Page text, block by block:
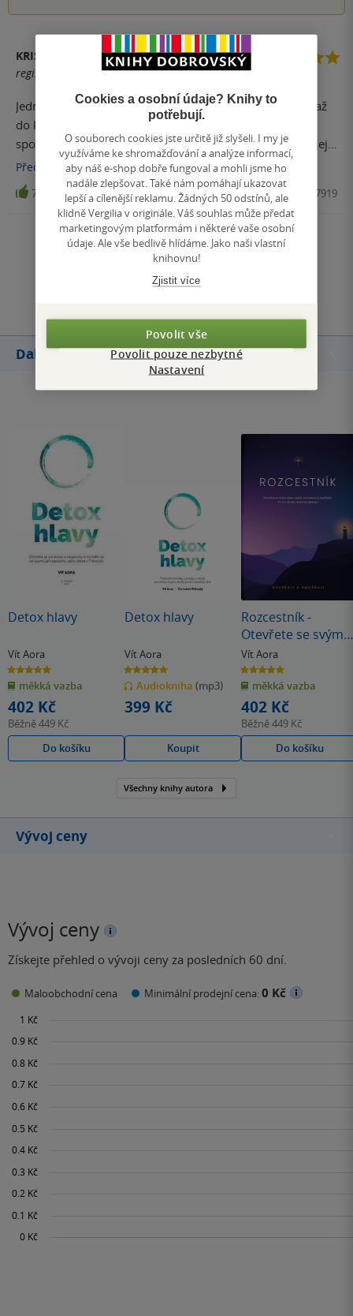
KRISTÝNA HAVELKOVÁ
registrovaný uživatel
Jedna z mála knih která je poutavá od samého počátku až
do konce. Nešlo se od ní odtrhnout a během čtení se
spoustu z nás zamysli nad svým životem a jak bychom jej
mohli změnit abychom byli co nejvíce šťastni.
Přečíst více
7 Kniha, Vít Aora, 2023, 9788011027919
Zobrazit všechna hodnocení
Přidat hodnocení
Další knihy autora
Detox hlavy
Vít Aora
5.0
z
5
hvězdiček
měkká vazba
402 Kč
Běžně449 Kč
Do košíku
Detox hlavy
Vít Aora
5.0
z
5
hvězdiček
Audiokniha (mp3)
399 Kč
Koupit
Rozcestník -
Otevřete se svým
snům a krok za
krokem je
naplňujte
Vít Aora
5.0
z
5
hvězdiček
měkká vazba
402 Kč
Běžně449 Kč
Do košíku
Všechny knihy autora
Vývoj ceny
Vývoj ceny
Získejte přehled o vývoji ceny za posledních 60 dní.
Maloobchodní cena Minimální prodejní cena:0 Kč
Cookies a osobní údaje? Knihy to
potřebují.
O souborech cookies jste určitě již slyšeli. I my je
využíváme ke shromažďování a analýze informací,
aby náš e-shop dobře fungoval a mohli jsme ho
nadále zlepšovat. Také nám pomáhají ukazovat
lepší a cílenější reklamu. Žádných 50 odstínů, ale
klidně Vergilia v originále. Váš souhlas může předat
marketingovým platformám i některé vaše osobní
údaje. Ale vše bedlivě hlídáme. Jako naši vlastní
knihovnu!
Zjistit více
Povolit vše
Povolit pouze nezbytné
Nastavení